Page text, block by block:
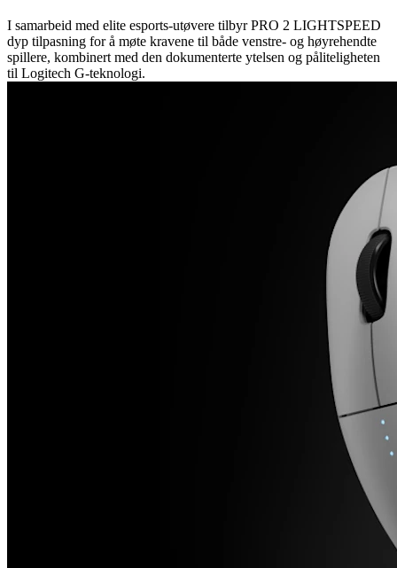
I samarbeid med elite esports-utøvere tilbyr PRO 2 LIGHTSPEED
dyp tilpasning for å møte kravene til både venstre- og høyrehendte
spillere, kombinert med den dokumenterte ytelsen og påliteligheten
til Logitech G-teknologi.